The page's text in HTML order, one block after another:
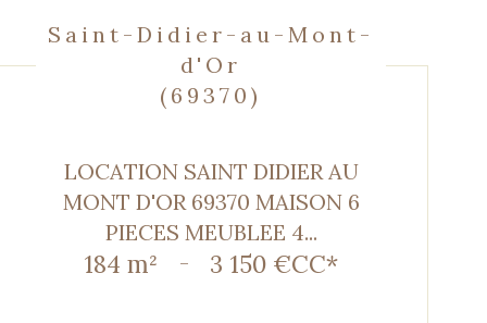
Saint-Didier-au-Mont-
d'Or
(69370)
LOCATION SAINT DIDIER AU
MONT D'OR 69370 MAISON 6
PIECES MEUBLEE 4...
184 m² - 3 150 €CC*